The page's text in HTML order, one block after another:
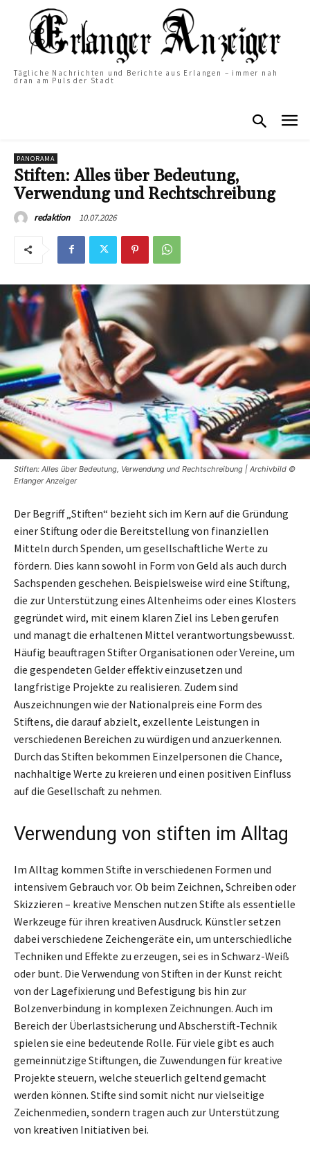
Tägliche Nachrichten und Berichte aus Erlangen – immer nah
dran am Puls der Stadt
PANORAMA
Stiften: Alles über Bedeutung,
Verwendung und Rechtschreibung
redaktion 10.07.2026
Stiften: Alles über Bedeutung, Verwendung und Rechtschreibung | Archivbild ©
Erlanger Anzeiger
Der Begriff „Stiften“ bezieht sich im Kern auf die Gründung
einer Stiftung oder die Bereitstellung von finanziellen
Mitteln durch Spenden, um gesellschaftliche Werte zu
fördern. Dies kann sowohl in Form von Geld als auch durch
Sachspenden geschehen. Beispielsweise wird eine Stiftung,
die zur Unterstützung eines Altenheims oder eines Klosters
gegründet wird, mit einem klaren Ziel ins Leben gerufen
und managt die erhaltenen Mittel verantwortungsbewusst.
Häufig beauftragen Stifter Organisationen oder Vereine, um
die gespendeten Gelder effektiv einzusetzen und
langfristige Projekte zu realisieren. Zudem sind
Auszeichnungen wie der Nationalpreis eine Form des
Stiftens, die darauf abzielt, exzellente Leistungen in
verschiedenen Bereichen zu würdigen und anzuerkennen.
Durch das Stiften bekommen Einzelpersonen die Chance,
nachhaltige Werte zu kreieren und einen positiven Einfluss
auf die Gesellschaft zu nehmen.
Verwendung von stiften im Alltag
Im Alltag kommen Stifte in verschiedenen Formen und
intensivem Gebrauch vor. Ob beim Zeichnen, Schreiben oder
Skizzieren – kreative Menschen nutzen Stifte als essentielle
Werkzeuge für ihren kreativen Ausdruck. Künstler setzen
dabei verschiedene Zeichengeräte ein, um unterschiedliche
Techniken und Effekte zu erzeugen, sei es in Schwarz-Weiß
oder bunt. Die Verwendung von Stiften in der Kunst reicht
von der Lagefixierung und Befestigung bis hin zur
Bolzenverbindung in komplexen Zeichnungen. Auch im
Bereich der Überlastsicherung und Abscherstift-Technik
spielen sie eine bedeutende Rolle. Für viele gibt es auch
gemeinnützige Stiftungen, die Zuwendungen für kreative
Projekte steuern, welche steuerlich geltend gemacht
werden können. Stifte sind somit nicht nur vielseitige
Zeichenmedien, sondern tragen auch zur Unterstützung
von kreativen Initiativen bei.